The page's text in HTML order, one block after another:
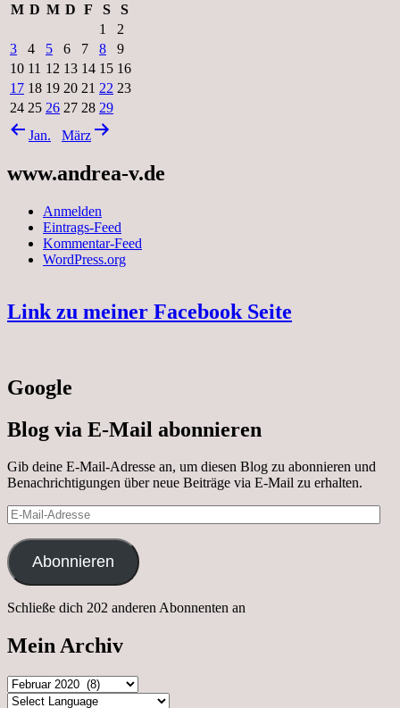
M D M D F S
S
1
2
3
4 5 6 7 8
9
10 11 12 13 14 15 16
17 18 19 20 21 22 23
24 25 26 27 28 29
Jan.
März
www.andrea-v.de
Anmelden
Eintrags-Feed
Kommentar-Feed
WordPress.org
Link zu meiner Facebook Seite
Google
Blog via E-Mail abonnieren
Gib deine E-Mail-Adresse an, um diesen Blog zu abonnieren und
Benachrichtigungen über neue Beiträge via E-Mail zu erhalten.
E-
Mail-
Adresse
Abonnieren
Schließe dich 202 anderen Abonnenten an
Mein Archiv
Mein
Archiv